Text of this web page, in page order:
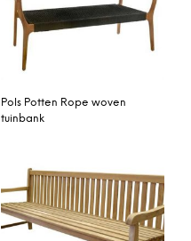
Pols Potten Rope woven
tuinbank